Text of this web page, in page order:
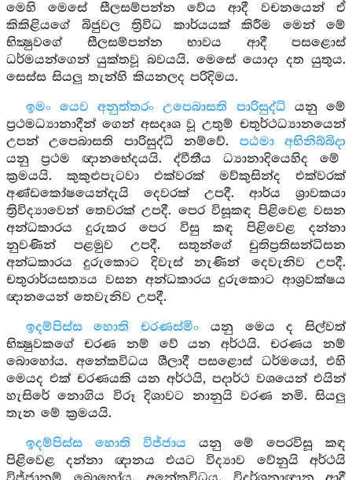
මෙහි මෙසේ සීලසම්පන්න වේය ආදී වචනයෙන් ඒ
කිකිළියගේ බිජුවල ත්‍රිවිධ කාර්යයක් කිරීම මෙන් මේ
භික්‍ෂුවගේ සීලසම්පන්න භාවය ආදී පසළොස්
ධර්මයන්ගෙන් යුක්තවූ බවයයි. මෙසේ යොදා දත යුතුය.
සෙස්ස සියලු තැන්හි කියනලද පරිදිමය.
ඉමං යෙව අනුත්තරං උපෙබාසති පාරිසුද්ධි යනු මේ
ප්‍රථමධ්‍යානාදීන් ගෙන් අසදෘශ වූ උතුම් චතුර්ථධ්‍යානයෙන්
උපන් උපෙබාසති පාරිසුද්ධි නම්වේ. පඨමා අභිනිබ්බිදා
යනු ප්‍රථම ඥානභේදයයි. ද්වීතීය ධ්‍යානාදියෙහිද මේ
ක්‍රමයයි. කුකුළුපැටවා එක්වරක් මව්කුසින්ද එක්වරක්
අණ්ඩකෝෂයෙන්දැයි දෙවරක් උපදී. ආර්ය ශ්‍රාවකයා
ත්‍රිවිද්‍යාවෙන් තෙවරක් උපදී. පෙර විසූකඳ පිළිවෙළ වසන
අන්ධකාරය දුරුකර පෙර විසු කඳ පිළිවෙළ දන්නා
නුවණින් පළමුව උපදී. සතුන්ගේ චුතිප්‍රතිසන්ධිසන
අන්ධකාරය දුරුකොට දිවැස් නැණින් දෙවැනිව උපදී.
චතුරාර්යසත්‍යය වසන අන්ධකාරය දුරුකොට ආශ්‍රවක්ෂය
ඥානයෙන් තෙවැනිව උපදී.
ඉදම්පිස්ස හොති චරණස්මිං යනු මෙය ද සිල්වත්
භික්‍ෂුවකගේ චරණ නම් වේ යන අර්ථයි. චරණය නම්
බොහෝය. අනේකවිධය ශීලාදී පසළොස් ධර්මයෝ, එහි
මෙයද එක් චරණයකි යන අර්ථයි, පදාර්ථ වශයෙන් එයින්
හැසිරේ නොගිය විරූ දිශාවට නානුයි වරණ නමි. සියලු
තැන මේ ක්‍රමයයි.
ඉදම්පිස්ස හොති විජ්ජාය යනු මේ පෙරවිසූ කඳ
පිළිවෙළ දන්නා ඥානය එයට විද්‍යාව වේනුයි අර්ථයි